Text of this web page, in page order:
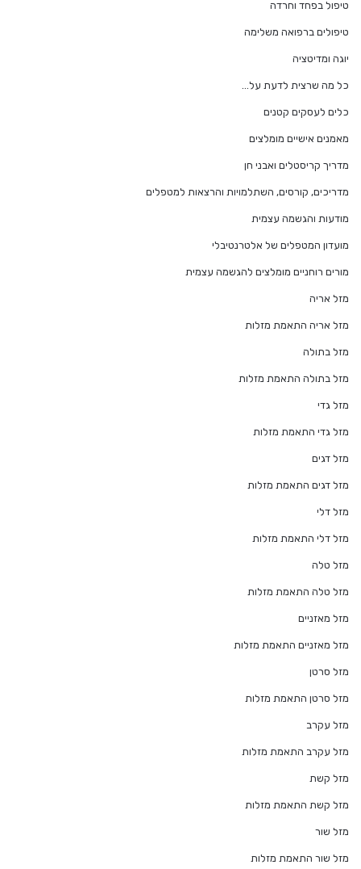
טיפול בפחד וחרדה
טיפולים ברפואה משלימה
יוגה ומדיטציה
כל מה שרצית לדעת על…
כלים לעסקים קטנים
מאמנים אישיים מומלצים
מדריך קריסטלים ואבני חן
מדריכים, קורסים, השתלמויות והרצאות למטפלים
מודעות והגשמה עצמית
מועדון המטפלים של אלטרנטיבלי
מורים רוחניים מומלצים להגשמה עצמית
מזל אריה
מזל אריה התאמת מזלות
מזל בתולה
מזל בתולה התאמת מזלות
מזל גדי
מזל גדי התאמת מזלות
מזל דגים
מזל דגים התאמת מזלות
מזל דלי
מזל דלי התאמת מזלות
מזל טלה
מזל טלה התאמת מזלות
מזל מאזניים
מזל מאזניים התאמת מזלות
מזל סרטן
מזל סרטן התאמת מזלות
מזל עקרב
מזל עקרב התאמת מזלות
מזל קשת
מזל קשת התאמת מזלות
מזל שור
מזל שור התאמת מזלות